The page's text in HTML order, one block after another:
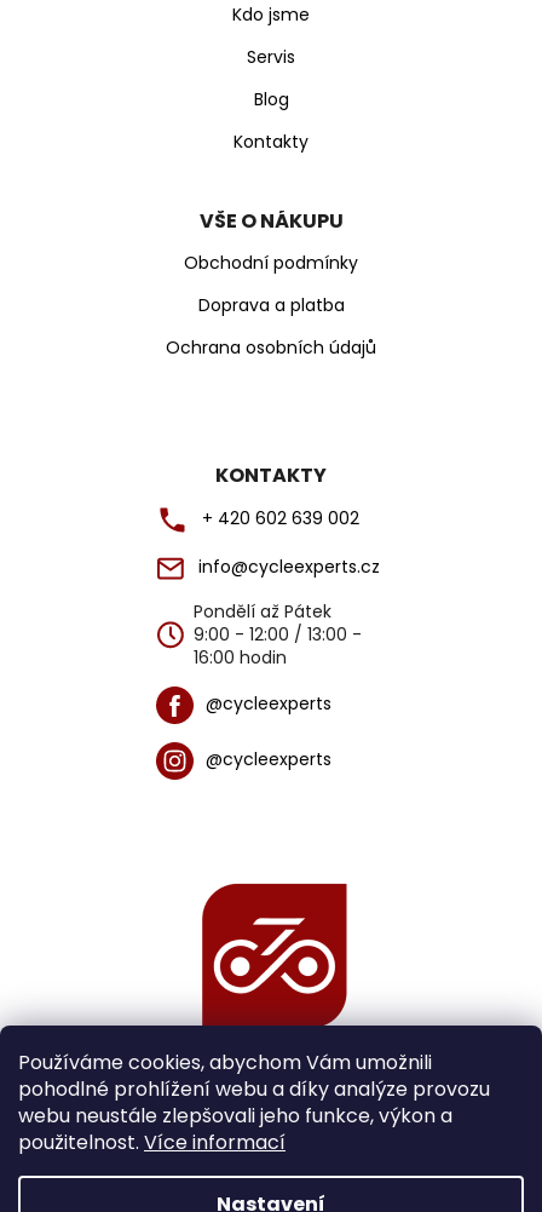
Používáme cookies, abychom Vám umožnili
pohodlné prohlížení webu a díky analýze provozu
webu neustále zlepšovali jeho funkce, výkon a
použitelnost. Více informací
Nastavení
Kdo jsme
Servis
Blog
Kontakty
VŠE O NÁKUPU
Obchodní podmínky
Doprava a platba
Ochrana osobních údajů
KONTAKTY
+ 420 602 639 002
info@cycleexperts.cz
Pondělí až Pátek
9:00 - 12:00 / 13:00 -
16:00 hodin
@cycleexperts
@cycleexperts